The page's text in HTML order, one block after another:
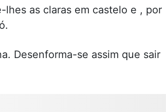
as claras em castelo e , por
Desenforma-se assim que sair